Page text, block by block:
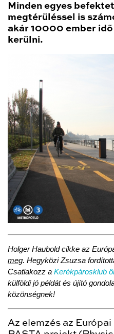
Minden egyes
megtérüléssel is
akár 10000 ember
kerülni.
Holger Haubold cikke az
meg. Hegyközi Zsuzsa
Csatlakozz a Kerékpárosklub
külföldi jó példát és újító
közönségnek!
Az elemzés az